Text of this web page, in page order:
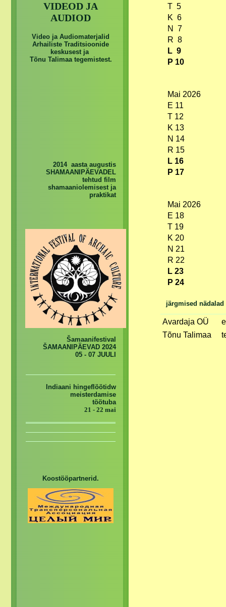
T 5
K 6
N 7
R 8
L 9
P 10
Mai 2026
E 11
T 12
K 13
N 14
R 15
L 16
P 17
Mai 2026
E 18
T 19
K 20
N 21
R 22
L 23
P 24
järgmised nädalad
Avardaja OÜ
Tõnu Talimaa
VIDEOD JA
AUDIOD
Video ja Audiomaterjalid
Arhailiste Traditsioonide
keskusest ja
Tõnu Talimaa tegemistest.
2014 aasta augustis
SHAMAANIPÄEVADEL
tehtud film
shamaaniolemisest ja
praktikat
Šamaanifestival
ŠAMAANIPÄEVAD 2024
05 - 07 JUULI
Indiaani hingeflöötidw
meisterdamise
töötuba
21 - 22 mai
Koostööpartnerid.